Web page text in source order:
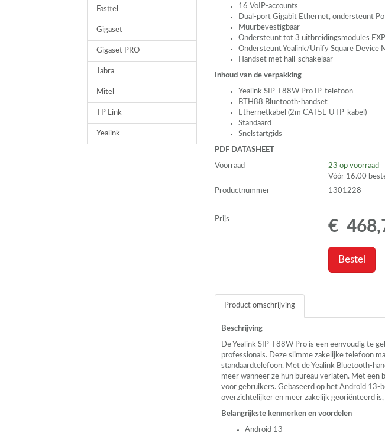
Fasttel
Gigaset
Gigaset PRO
Jabra
Mitel
TP Link
Yealink
16 VoIP-accounts
Dual-port Gigabit Ethernet, ondersteunt
Muurbevestigbaar
Ondersteunt tot 3 uitbreidingsmodules
Ondersteunt Yealink/Unify Square Device
Handset met hall-schakelaar
Inhoud van de verpakking
Yealink SIP-T88W Pro IP-telefoon
BTH88 Bluetooth-handset
Ethernetkabel (2m CAT5E UTP-kabel)
Standaard
Snelstartgids
PDF DATASHEET
Voorraad 23 op voorraad
Vóór 16.00
Productnummer
1301228
Prijs € 468,
Bestel
Product omschrijving
Beschrijving
De Yealink SIP-T88W Pro is een eenvoudig te
professionals. Deze slimme zakelijke telefoon
standaardtelefoon. Met de Yealink Bluetooth-
meer wanneer ze hun bureau verlaten. Met
voor gebruikers. Gebaseerd op het Android 13-
overzichtelijker en meer zakelijk georiënteerd
Belangrijkste kenmerken en voordelen
Android 13